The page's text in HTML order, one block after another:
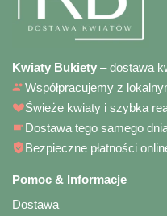
Kwiaty Bukiety – dostawa
Współpracujemy z
Świeże kwiaty i szybka
Dostawa tego samego
Bezpieczne płatności
Pomoc & Informacje
Dostawa